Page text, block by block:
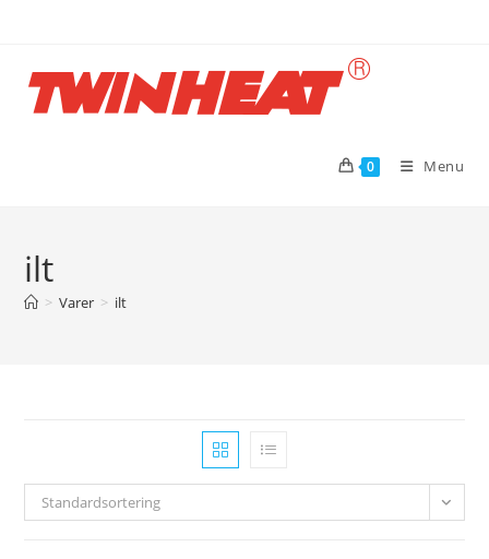
content
0 Menu
ilt
> Varer > ilt
Standardsortering